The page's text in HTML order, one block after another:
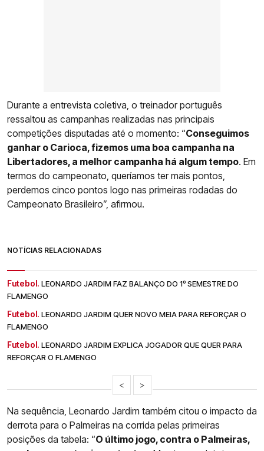
Durante a entrevista coletiva, o treinador português
ressaltou as campanhas realizadas nas principais
competições disputadas até o momento: “Conseguimos
ganhar o Carioca, fizemos uma boa campanha na
Libertadores, a melhor campanha há algum tempo. Em
termos do campeonato, queríamos ter mais pontos,
perdemos cinco pontos logo nas primeiras rodadas do
Campeonato Brasileiro”, afirmou.
NOTÍCIAS RELACIONADAS
Futebol. LEONARDO JARDIM FAZ BALANÇO DO 1º SEMESTRE DO
FLAMENGO
Futebol. LEONARDO JARDIM QUER NOVO MEIA PARA REFORÇAR O
FLAMENGO
Futebol. LEONARDO JARDIM EXPLICA JOGADOR QUE QUER PARA
REFORÇAR O FLAMENGO
< >
Na sequência, Leonardo Jardim também citou o impacto da
derrota para o Palmeiras na corrida pelas primeiras
posições da tabela: “O último jogo, contra o Palmeiras,